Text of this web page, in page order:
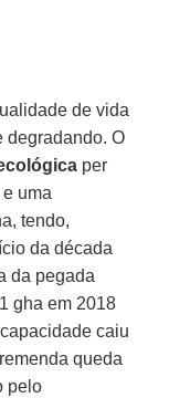
de vida
degradando. O
per
uma
tendo,
da década
da pegada
gha em 2018
caiu
queda
pelo